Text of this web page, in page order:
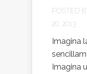
POSTED
20, 2013
Imagina
Imagina